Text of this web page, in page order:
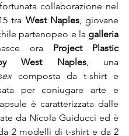
collaborazione nel
tra West Naples, giovane
partenopeo e la
ora Project Plastic
West Naples
composta da t-shirt e
per coniugare arte e
è caratterizzata dalle
da Nicola Guiducci ed è
2 modelli di t-shirt e da 2